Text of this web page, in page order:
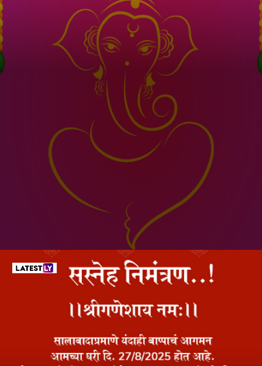
गणेश चतुर्थी 2025 मराठी ई-इनविटेशन